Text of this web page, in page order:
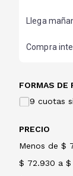
Llega
Compra
FORMAS DE
9 cuotas
PRECIO
Menos de $
$ 72.930 a $